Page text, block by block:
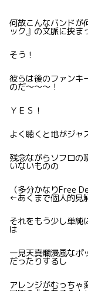
何故こんなバンドが
ック』の文脈に挟ま
そう！
彼らは後のファンキ
のだ〜〜〜！
ＹＥＳ！
よく聴くと地がジャ
残念ながらソフロの
いないものの
（多分かなりFree
←あくまで個人的見
それをもう少し単純
は
一見天真爛漫風なポ
だったりするし
アレンジがむっちゃ